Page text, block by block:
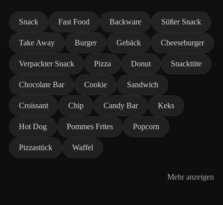
Snack Fast Food Backware Süßer Snack
Take Away Burger Gebäck Cheeseburger
Verpackter Snack Pizza Donut Snacktüte
Chocolate Bar Cookie Sandwich
Croissant Chip Candy Bar Keks
Hot Dog Pommes Frites Popcorn
Pizzastück Waffel
Mehr anzeigen